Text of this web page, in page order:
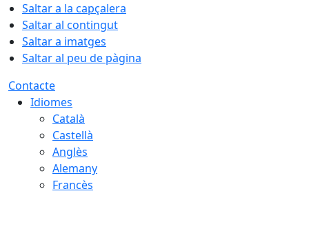
Saltar a la capçalera
Saltar al contingut
Saltar a imatges
Saltar al peu de pàgina
Contacte
Idiomes
Català
Castellà
Anglès
Alemany
Francès